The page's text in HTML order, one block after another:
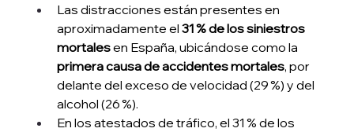
Las distracciones están presentes en
aproximadamente el 31 % de los siniestros
mortales en España, ubicándose como la
primera causa de accidentes mortales, por
delante del exceso de velocidad (29 %) y del
alcohol (26 %).
En los atestados de tráfico, el 31 % de los